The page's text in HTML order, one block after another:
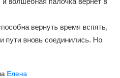
вернуть время вспять,
пути вновь соединились. Но
Елена